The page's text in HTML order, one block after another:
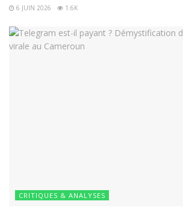
6 JUIN 2026 1.6K
CRITIQUES & ANALYSES